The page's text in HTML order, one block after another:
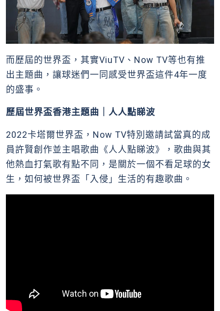
而歷屆的世界盃，其實ViuTV、Now TV等也有推
出主題曲，讓球迷們一同感受世界盃這件4年一度
的盛事。
歷屆世界盃香港主題曲｜人人點睇波
2022卡塔爾世界盃，Now TV特別邀請試當真的成
員許賢創作並主唱歌曲《人人點睇波》，歌曲與其
他熱血打氣歌有點不同，是關於一個不看足球的女
生，如何被世界盃「入侵」生活的有趣歌曲。